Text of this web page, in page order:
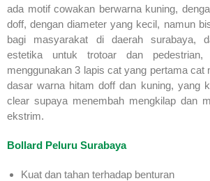
ada motif cowakan berwarna kuning,
doff, dengan diameter yang kecil, namun
bagi masyarakat di daerah surabaya,
estetika untuk trotoar dan
menggunakan 3 lapis cat yang pertama cat
dasar warna hitam doff dan kuning, yang
clear supaya menembah mengkilap dan
ekstrim.
Bollard Peluru Surabaya
Kuat dan tahan terhadap benturan